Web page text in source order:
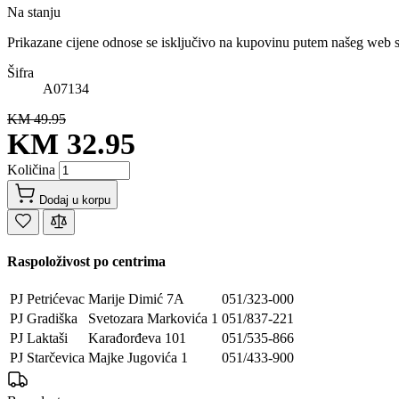
Na stanju
Prikazane cijene odnose se isključivo na kupovinu putem našeg web
Šifra
A07134
KM 49.95
KM 32.95
Količina
Dodaj u korpu
Raspoloživost po centrima
PJ Petrićevac Marije Dimić 7A
051/323-000
PJ Gradiška
Svetozara Markovića 1 051/837-221
PJ Laktaši
Karađorđeva 101
051/535-866
PJ Starčevica Majke Jugovića 1 051/433-900